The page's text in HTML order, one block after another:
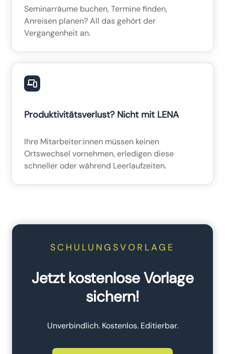
Seminarräume buchen, Termine finden,
Anreisen planen? All das gehört der
Vergangenheit an.
Produktivitätsverlust? Nicht mit LENA
Ihre Mitarbeiter:innen müssen keinen
Ortswechsel vornehmen, erledigen diese
schneller oder während Leerlaufzeiten.
SCHULUNGSVORLAGE
Jetzt kostenlose Vorlage
sichern!
Unverbindlich. Kostenlos. Editierbar.